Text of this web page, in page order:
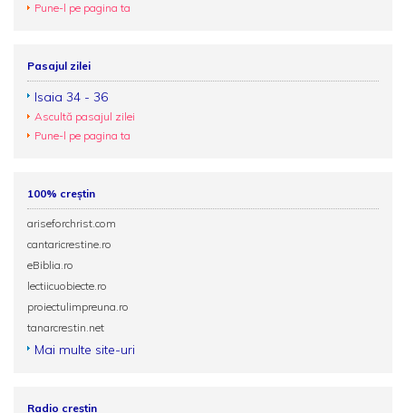
Pune-l pe pagina ta
Pasajul zilei
Isaia 34 - 36
Ascultă pasajul zilei
Pune-l pe pagina ta
100% creștin
ariseforchrist.com
cantaricrestine.ro
eBiblia.ro
lectiicuobiecte.ro
proiectulimpreuna.ro
tanarcrestin.net
Mai multe site-uri
Radio creștin